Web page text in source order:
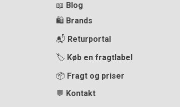
📖 Blog
🛍️ Brands
📬 Returportal
🏷️ Køb en fragtlabel
📦 Fragt og priser
💬 Kontakt